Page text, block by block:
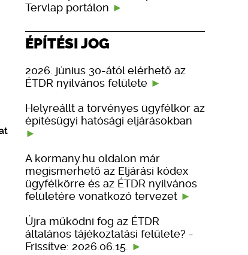
Tervlap portálon
ÉPÍTÉSI JOG
2026. június 30-ától elérhető az
ÉTDR nyilvános felülete
Helyreállt a törvényes ügyfélkör az
építésügyi hatósági eljárásokban
A kormany.hu oldalon már
megismerhető az Eljárási kódex
ügyfélkörre és az ÉTDR nyilvános
felületére vonatkozó tervezet
Újra működni fog az ÉTDR
általános tájékoztatási felülete? -
Frissítve: 2026.06.15.